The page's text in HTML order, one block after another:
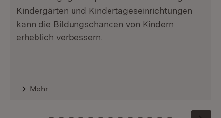
Kindergärten und Kindertageseinrichtungen
kann die Bildungschancen von Kindern
erheblich verbessern.
Mehr